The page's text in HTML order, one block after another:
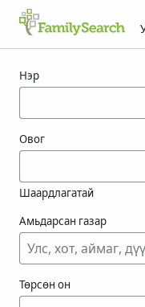
Нэр
Овог
Шаардлагатай
Амьдарсан газар
Төрсөн он